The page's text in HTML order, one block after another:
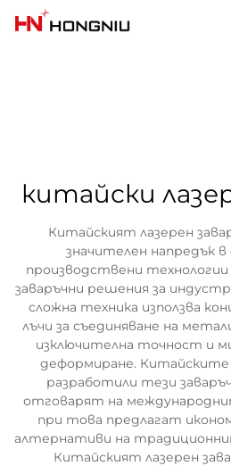
китайски
Китайският лазерен
значителен напредък
производствени технологии
заваръчни решения за
сложна техника използва
лъчи за съединяване на
изключителна точност и
деформиране. Китайските
разработили тези
отговарят на
при това предлагат
алтернативи на
Китайският лазерен